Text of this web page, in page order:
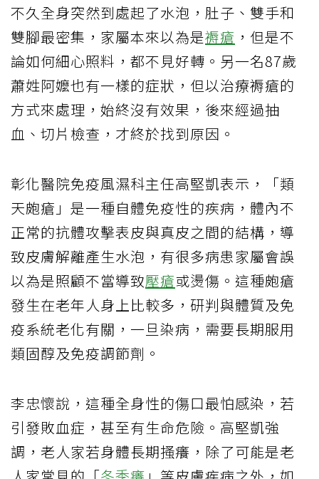
不久全身突然到處起了水泡，肚子、雙手和
雙腳最密集，家屬本來以為是褥瘡 ，但是不
論如何細心照料，都不見好轉。另一名87歲
蕭姓阿嬤也有一樣的症狀，但以治療褥瘡的
方式來處理，始終沒有效果，後來經過抽
血、切片檢查，才終於找到原因。
彰化醫院免疫風濕科主任高堅凱表示，「類
天皰瘡」是一種自體免疫性的疾病，體內不
正常的抗體攻擊表皮與真皮之間的結構，導
致皮膚解離產生水泡，有很多病患家屬會誤
以為是照顧不當導致壓瘡或燙傷。這種皰瘡
發生在老年人身上比較多，研判與體質及免
疫系統老化有關，一旦染病，需要長期服用
類固醇及免疫調節劑。
李忠懷說，這種全身性的傷口最怕感染，若
引發敗血症，甚至有生命危險。高堅凱強
調，老人家若身體長期搔癢，除了可能是老